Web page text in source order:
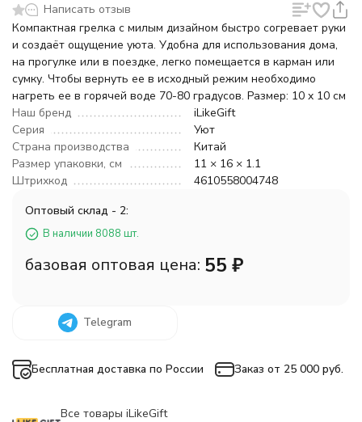
Написать отзыв
Компактная грелка с милым дизайном быстро согревает руки
и создаёт ощущение уюта. Удобна для использования дома,
на прогулке или в поездке, легко помещается в карман или
сумку. Чтобы вернуть ее в исходный режим необходимо
нагреть ее в горячей воде 70-80 градусов. Размер: 10 x 10 см
Наш бренд
iLikeGift
Серия
Уют
Страна производства
Китай
Размер упаковки, см
11 × 16 × 1.1
Штрихкод
4610558004748
Оптовый склад - 2:
В наличии 8088 шт.
базовая оптовая цена: 55 ₽
Telegram
Бесплатная доставка по России Заказ от 25 000 руб.
Все товары iLikeGift